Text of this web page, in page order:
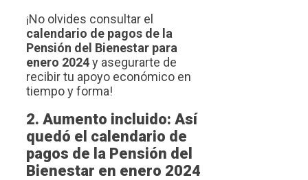
¡No olvides consultar el
calendario de pagos de la
Pensión del Bienestar para
enero 2024y asegurarte de
recibir tu apoyo económico en
tiempo y forma!
2. Aumento incluido: Así
quedó el calendario de
pagos de la Pensión del
Bienestar en enero 2024